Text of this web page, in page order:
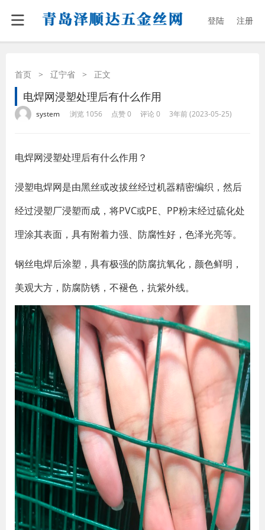
登陆 注册
首页 > 辽宁省 > 正文
电焊网浸塑处理后有什么作用
system 浏览 1056 点赞 0 评论 0 3年前 (2023-05-25)
电焊网浸塑处理后有什么作用？
浸塑电焊网是由黑丝或改拔丝经过机器精密编织，然后
经过浸塑厂浸塑而成，将PVC或PE、PP粉末经过硫化处
理涂其表面，具有附着力强、防腐性好，色泽光亮等。
钢丝电焊后涂塑，具有极强的防腐抗氧化，颜色鲜明，
美观大方，防腐防锈，不褪色，抗紫外线。